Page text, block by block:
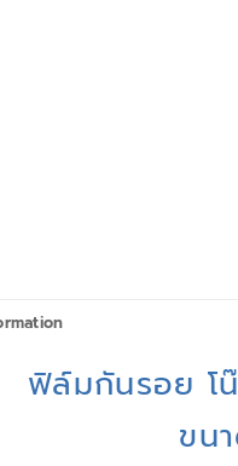
ฟิล์มกันรอย โ
ขน